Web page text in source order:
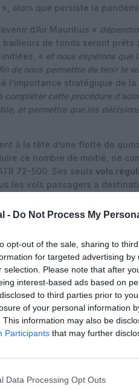
- Do Not Process My
opt-out of the sale, sharing to
for targeted advertising
selection. Please note that after
interest-based ads based on
to third parties prior to
of your personal information
This information may also be
Participants that may further
Data Processing Opt Outs
alors que persiste la
d’Air Mauritius «
de fonds seront prêts
« et nous espérons que
de nous permettre de tenir le
l’importance stratégique de
compléter cette procédure
et permettre que les
à la tête d’une flotte de
ce nombre de moitié, ne
72-500. Ses seuls vols
les vols passagers à
minuit.